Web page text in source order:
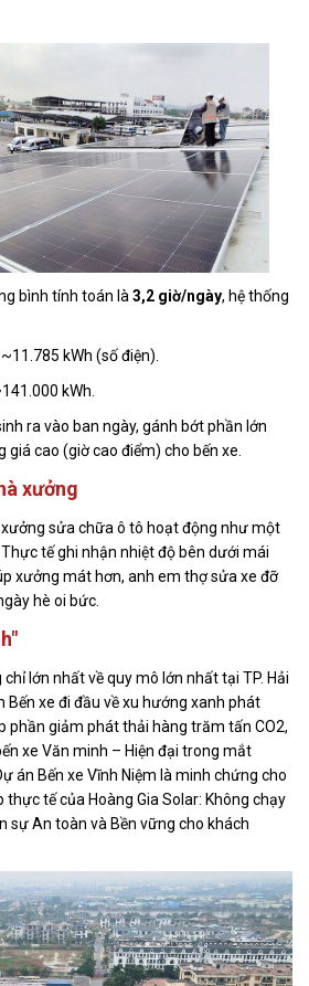
bình tính toán là 3,2 giờ/ngày, hệ thống
~11.785 kWh (số điện).
kWh.
ra vào ban ngày, gánh bớt phần lớn
giá cao (giờ cao điểm) cho bến xe.
xưởng
sửa chữa ô tô hoạt động như một
tế ghi nhận nhiệt độ bên dưới mái
xưởng mát hơn, anh em thợ sửa xe đỡ
hè oi bức.
chỉ lớn nhất về quy mô lớn nhất tại TP. Hải
Bến xe đi đầu về xu hướng xanh phát
phần giảm phát thải hàng trăm tấn CO2,
xe Văn minh – Hiện đại trong mắt
án Bến xe Vĩnh Niệm là minh chứng cho
tế của Hoàng Gia Solar: Không chạy
sự An toàn và Bền vững cho khách